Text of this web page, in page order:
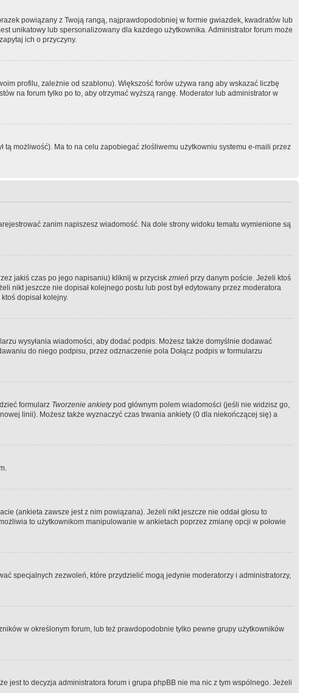
powiązany z Twoją rangą, najprawdopodobniej w formie gwiazdek, kwadratów lub
unikatowy lub spersonalizowany dla każdego użytkownika. Administrator forum może
ich o przyczyny.
profilu, zależnie od szablonu). Większość forów używa rang aby wskazać liczbę
na forum tylko po to, aby otrzymać wyższą rangę. Moderator lub administrator w
możliwość). Ma to na celu zapobiegać złośliwemu użytkowniu systemu e-maili przez
zanim napiszesz wiadomość. Na dole strony widoku tematu wymienione są
jakiś czas po jego napisaniu) kliknij w przycisk zmień przy danym poście. Jeżeli ktoś
nikt jeszcze nie dopisał kolejnego postu lub post był edytowany przez moderatora
dopisał kolejny.
wysyłania wiadomości, aby dodać podpis. Możesz także domyślnie dodawać
do niego podpisu, przez odznaczenie pola Dołącz podpis w formularzu
formularz Tworzenie ankietypod głównym polem wiadomości (jeśli nie widzisz go,
linii). Możesz także wyznaczyć czas trwania ankiety (0 dla niekończącej się) a
(ankieta zawsze jest z nim powiązana). Jeżeli nikt jeszcze nie oddał głosu to
to użytkownikom manipulowanie w ankietach poprzez zmianę opcji w połowie
specjalnych zezwoleń, które przydzielić mogą jedynie moderatorzy i administratorzy,
w określonym forum, lub też prawdopodobnie tylko pewne grupy użytkowników
jest to decyzja administratora forum i grupa phpBB nie ma nic z tym wspólnego. Jeżeli